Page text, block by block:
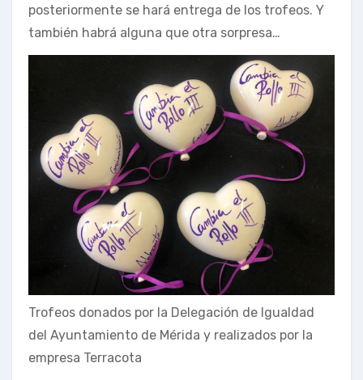
posteriormente se hará entrega de los trofeos. Y
también habrá alguna que otra sorpresa…
Trofeos donados por la Delegación de Igualdad
del Ayuntamiento de Mérida y realizados por la
empresa Terracota